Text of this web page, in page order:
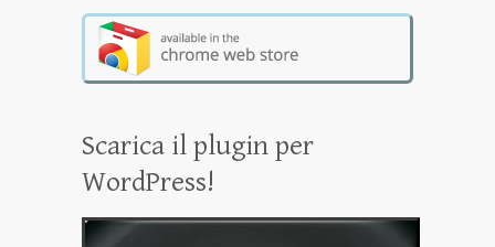
Scarica il plugin per
WordPress!